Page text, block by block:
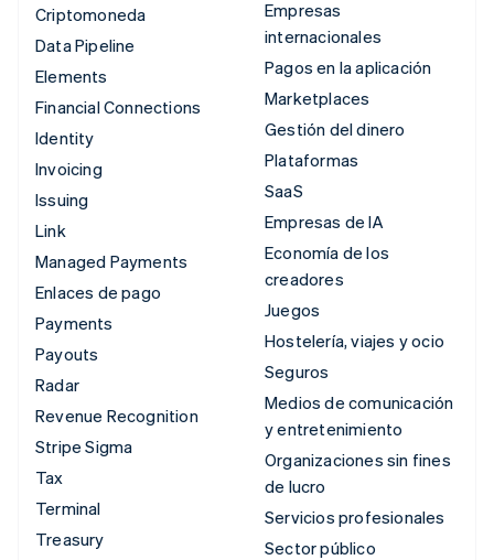
Criptomoneda
Data Pipeline
Elements
Financial Connections
Identity
Invoicing
Issuing
Link
Managed Payments
Enlaces de pago
Payments
Payouts
Radar
Revenue Recognition
Stripe Sigma
Tax
Terminal
Treasury
Empresas
internacionales
Pagos en la aplicación
Marketplaces
Gestión del dinero
Plataformas
SaaS
Empresas de IA
Economía de los
creadores
Juegos
Hostelería, viajes y ocio
Seguros
Medios de comunicación
y entretenimiento
Organizaciones sin fines
de lucro
Servicios profesionales
Sector público